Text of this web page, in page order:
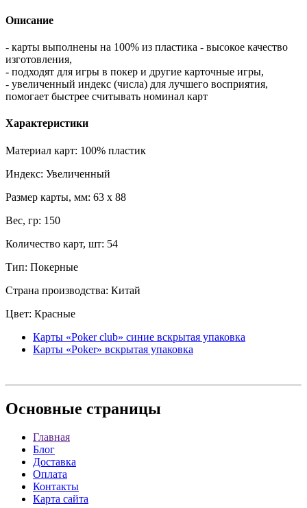
Описание
- карты выполнены на 100% из пластика - высокое качество
изготовления,
- подходят для игры в покер и другие карточные игры,
- увеличенный индекс (числа) для лучшего восприятия,
помогает быстрее считывать номинал карт
Характеристики
Материал карт: 100% пластик
Индекс: Увеличенный
Размер карты, мм: 63 x 88
Вес, гр: 150
Количество карт, шт: 54
Тип: Покерные
Страна производства: Китай
Цвет: Красные
Карты «Poker club» синие вскрытая упаковка
Карты «Poker» вскрытая упаковка
Основные страницы
Главная
Блог
Доставка
Оплата
Контакты
Карта сайта